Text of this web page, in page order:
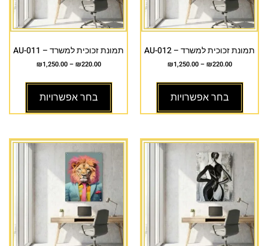
תמונת זכוכית למשרד – AU-012
₪220.00
–
₪1,250.00
בחר אפשרויות
תמונת זכוכית למשרד – AU-011
₪220.00
–
₪1,250.00
בחר אפשרויות